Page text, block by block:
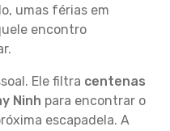
umas férias em
encontro
Ele filtra centenas
Ninh para encontrar o
escapadela. A